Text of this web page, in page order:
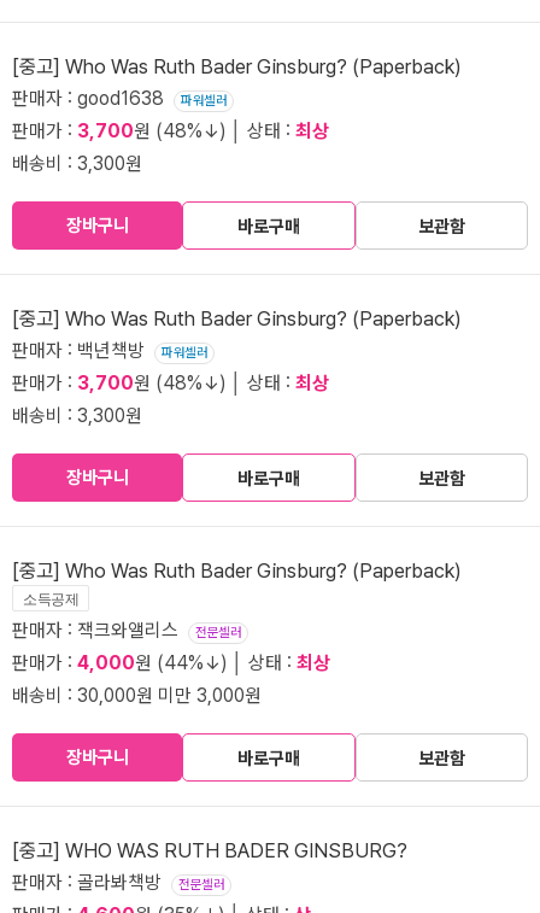
[중고] Who Was Ruth Bader Ginsburg? (Paperback)
판매자 : good1638 파워셀러
판매가 : 3,700원 (48%↓) │ 상태 : 최상
배송비 : 3,300원
장바구니 바로구매 보관함
[중고] Who Was Ruth Bader Ginsburg? (Paperback)
판매자 : 백년책방 파워셀러
판매가 : 3,700원 (48%↓) │ 상태 : 최상
배송비 : 3,300원
장바구니 바로구매 보관함
[중고] Who Was Ruth Bader Ginsburg? (Paperback)
소득공제
판매자 : 잭크와앨리스 전문셀러
판매가 : 4,000원 (44%↓) │ 상태 : 최상
배송비 : 30,000원 미만 3,000원
장바구니 바로구매 보관함
[중고] WHO WAS RUTH BADER GINSBURG?
판매자 : 골라봐책방 전문셀러